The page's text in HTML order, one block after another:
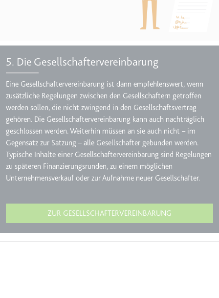
5. Die Gesellschaftervereinbarung
Eine Gesellschaftervereinbarung ist dann empfehlenswert, wenn
zusätzliche Regelungen zwischen den Gesellschaftern getroffen
werden sollen, die nicht zwingend in den Gesellschaftsvertrag
gehören. Die Gesellschaftervereinbarung kann auch nachträglich
geschlossen werden. Weiterhin müssen an sie auch nicht – im
Gegensatz zur Satzung – alle Gesellschafter gebunden werden.
Typische Inhalte einer Gesellschaftervereinbarung sind Regelungen
zu späteren Finanzierungsrunden, zu einem möglichen
Unternehmensverkauf oder zur Aufnahme neuer Gesellschafter.
ZUR GESELLSCHAFTERVEREINBARUNG